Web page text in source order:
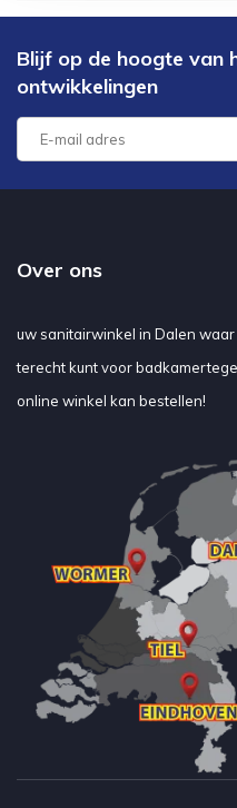
Blijf op de hoogte van
ontwikkelingen
Over ons
uw sanitairwinkel in Dalen
terecht kunt voor
online winkel kan bestellen!